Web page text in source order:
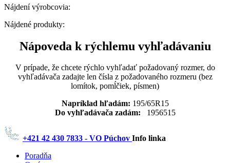
Nájdení výrobcovia:
Nájdené produkty:
Nápoveda k rýchlemu vyhľadávaniu
V prípade, že chcete rýchlo vyhľadať požadovaný rozmer, do
vyhľadávača zadajte len čísla z požadovaného rozmeru (bez
lomítok, pomĺčiek, písmen)
Napríklad hľadám: 195/65R15
Do vyhľadávača zadám: 1956515
+421 42 430 7833 - VO Púchov Info linka
Poradňa